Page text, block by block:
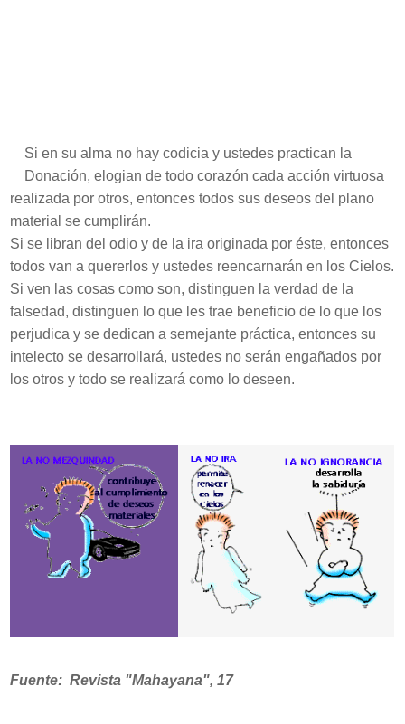
Si en su alma no hay codicia y ustedes practican la
Donación, elogian de todo corazón cada acción virtuosa
realizada por otros, entonces todos sus deseos del plano
material se cumplirán.
Si se libran del odio y de la ira originada por éste, entonces
todos van a quererlos y ustedes reencarnarán en los Cielos.
Si ven las cosas como son, distinguen la verdad de la
falsedad, distinguen lo que les trae beneficio de lo que los
perjudica y se dedican a semejante práctica, entonces su
intelecto se desarrollará, ustedes no serán engañados por
los otros y todo se realizará como lo deseen.
Fuente: Revista "Mahayana", 17